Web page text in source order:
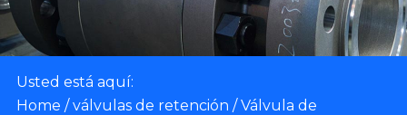
Usted está aquí:
Home /válvulas de retención / Válvula de